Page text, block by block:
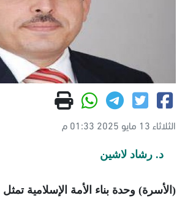
الثلاثاء 13 مايو 2025 01:33 م
د. رشاد لاشين
(الأسرة) وحدة بناء الأمة الإسلامية